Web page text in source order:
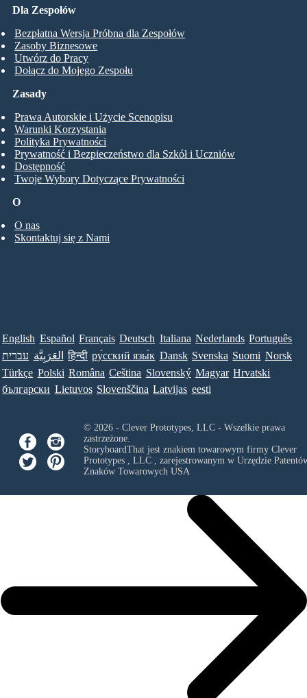
Dla Zespołów
Bezpłatna Wersja Próbna dla Zespołów
Zasoby Biznesowe
Utwórz do Pracy
Dołącz do Mojego Zespołu
O
O nas
Skontaktuj się z Nami
Zasady
Prawa Autorskie i Użycie Scenopisu
Warunki Korzystania
Polityka Prywatności
Prywatność i Bezpieczeństwo dla Szkół i Uczniów
Dostępność
Twoje Wybory Dotyczące Prywatności
English Español Français Deutsch Italiana Nederlands Português
עברית العَرَبِيَّة हिन्दी ру́сский язы́к Dansk Svenska Suomi Norsk
Türkçe Polski Româna Ceština Slovenský Magyar Hrvatski
български Lietuvos Slovenščina Latvijas eesti
© 2026 - Clever Prototypes, LLC - Wszelkie prawa
zastrzeżone.
StoryboardThat jest znakiem towarowym firmy Clever
Prototypes , LLC, zarejestrowanym w Urzędzie
Znaków Towarowych USA